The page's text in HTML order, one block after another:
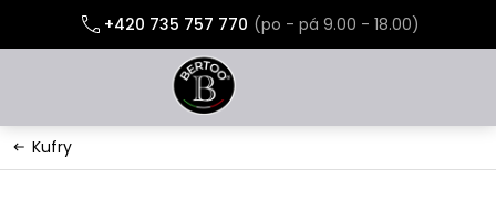
obsah
+420 735 757 770
Kufry